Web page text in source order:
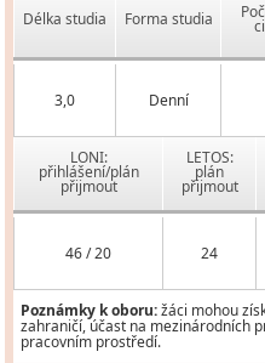
Délka studia Forma studia
3,0 Denní
LONI:
přihlášení/plán
přijmout
LETOS:
plán
přijmout
46 / 20 24
Poznámky k oboru:žáci mohou
zahraničí, účast na mezinárodních
pracovním prostředí.